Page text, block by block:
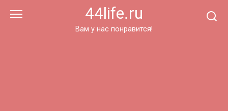
44life.ru
Вам у нас понравится!